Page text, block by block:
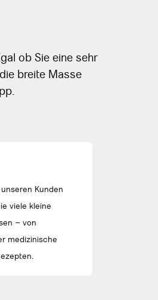
ob Sie eine sehr
breite Masse
Kunden
viele kleine
– von
medizinische